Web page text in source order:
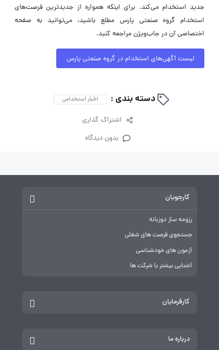
جدید استخدام می‌کند. برای اینکه همواره از جدیدترین فرصت‌های
استخدام گروه صنعتی پارس مطلع باشید، می‌توانید به صفحه
اختصاصی آن در جاب‌ویژن مراجعه کنید.
لیست آگهی‌های استخدام در گروه صنعتی پارس
دسته بندی : اخبار استخدامی
اشتراک گذاری
بدون دیدگاه
کارجویان
رزومه ساز دوزبانه
جستجوی فرصت های شغلی
آزمون های خودشناسی
آشنایی بیشتر با شرکت ها
کارفرمایان
درباره ما